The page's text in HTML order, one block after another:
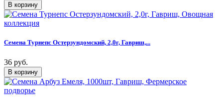
Семена Турнепс Остерзундомский, 2,0г, Гавриш,...
36 руб.